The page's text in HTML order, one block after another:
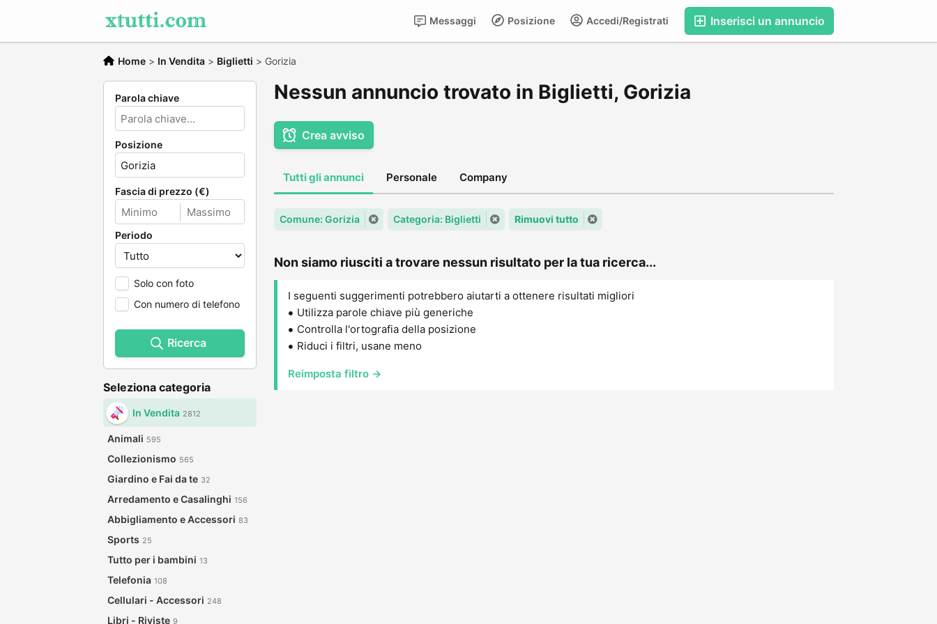
Inserisci un annuncio
Accedi/Registrati
Posizione
Messaggi
Home > In Vendita > Biglietti > Gorizia
Parola chiave
Posizione
Fascia di prezzo (€)
Periodo
Solo con foto
Con numero di telefono
Ricerca
Seleziona categoria
In Vendita 2812
Animali 595
Collezionismo 565
Giardino e Fai da te 32
Arredamento e Casalinghi 156
Abbigliamento e Accessori 83
Sports 25
Tutto per i bambini 13
Telefonia 108
Cellulari - Accessori 248
Libri - Riviste 9
Nessun annuncio trovato in Biglietti, Gorizia
Crea avviso
Tutti gli annunci Personale Company
Comune: Gorizia Categoria: Biglietti Rimuovi tutto
Non siamo riusciti a trovare nessun risultato per la tua ricerca...
I seguenti suggerimenti potrebbero aiutarti a ottenere risultati migliori
Utilizza parole chiave più generiche
Controlla l'ortografia della posizione
Riduci i filtri, usane meno
Reimposta filtro →